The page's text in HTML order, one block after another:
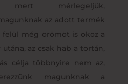
mérlegeljük,
az adott termék
felül még örömöt is okoz a
az csak hab a tortán,
célja többnyire nem az,
magunknak a